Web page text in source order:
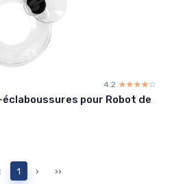
4.2 ☆☆☆☆☆
★★★★★
pour Robot de
1 › ››